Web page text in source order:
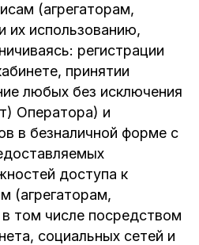
(агрегаторам,
их использованию,
регистрации
принятии
любых без исключения
Оператора) и
в безналичной форме с
доступа к
(агрегаторам,
том числе посредством
социальных сетей и